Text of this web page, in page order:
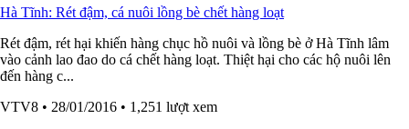
Hà Tĩnh: Rét đậm, cá nuôi lồng bè chết hàng loạt
Rét đậm, rét hại khiến hàng chục hồ nuôi và lồng bè ở Hà Tĩnh lâm
vào cảnh lao đao do cá chết hàng loạt. Thiệt hại cho các hộ nuôi lên
đến hàng c...
VTV8 • 28/01/2016 • 1,251 lượt xem